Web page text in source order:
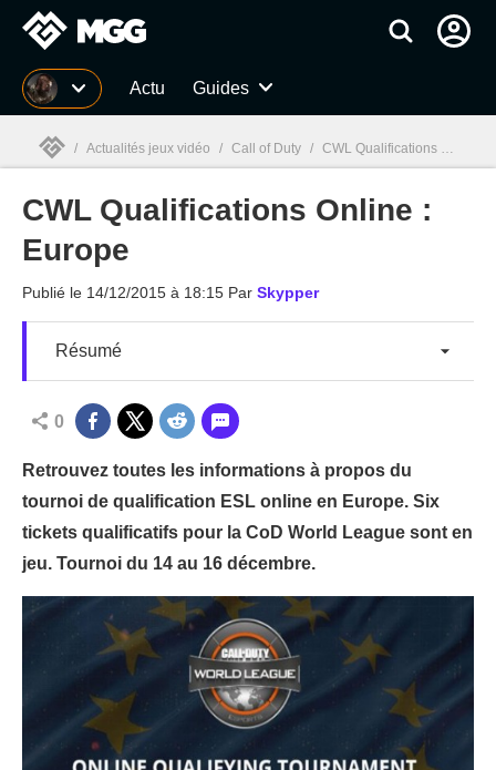
MGG Actu Guides
MGG
/ Actualités jeux vidéo / Call of Duty / CWL Qualifications Online : Europe
CWL Qualifications Online :
Europe
Publié le 14/12/2015 à 18:15 Par Skypper
Résumé
0
Retrouvez toutes les informations à propos du
tournoi de qualification ESL online en Europe. Six
tickets qualificatifs pour la CoD World League sont en
jeu. Tournoi du 14 au 16 décembre.